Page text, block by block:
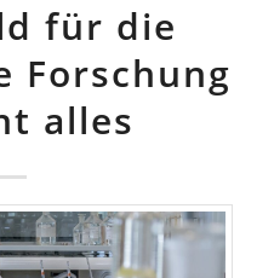
für die
Forschung
alles